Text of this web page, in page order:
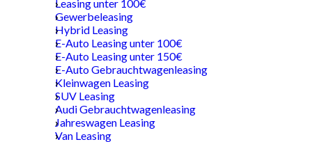
Leasing unter 100€
Gewerbeleasing
Hybrid Leasing
E-Auto Leasing unter 100€
E-Auto Leasing unter 150€
E-Auto Gebrauchtwagenleasing
Kleinwagen Leasing
SUV Leasing
Audi Gebrauchtwagenleasing
Jahreswagen Leasing
Van Leasing